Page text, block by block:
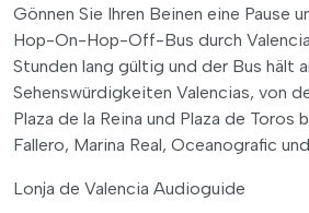
Gönnen Sie Ihren Beinen eine Pause
Hop-On-Hop-Off-Bus durch
Stunden lang gültig und der Bus hält
Sehenswürdigkeiten Valencias, von
Plaza de la Reina und Plaza de Toros
Fallero, Marina Real, Oceanografic
Lonja de Valencia Audioguide